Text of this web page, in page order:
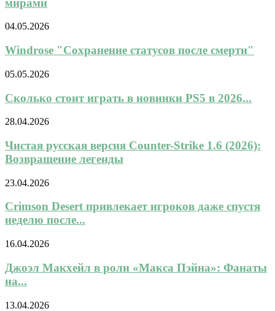
мирами
04.05.2026
Windrose "Сохранение статусов после смерти"
05.05.2026
Сколько стоит играть в новинки PS5 в 2026...
28.04.2026
Чистая русская версия Counter-Strike 1.6 (2026):
Возвращение легенды
23.04.2026
Crimson Desert привлекает игроков даже спустя
неделю после...
16.04.2026
Джоэл Макхейл в роли «Макса Пэйна»: Фанаты
на...
13.04.2026